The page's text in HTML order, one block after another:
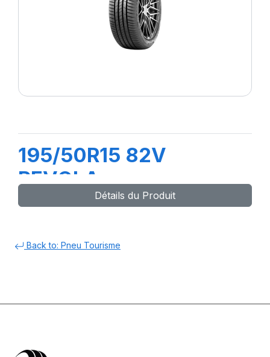
195/50R15 82V
REVOLA
Détails du Produit
Back to: Pneu Tourisme